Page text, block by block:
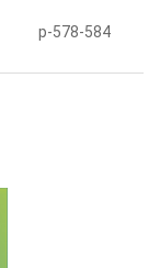
p-578-584